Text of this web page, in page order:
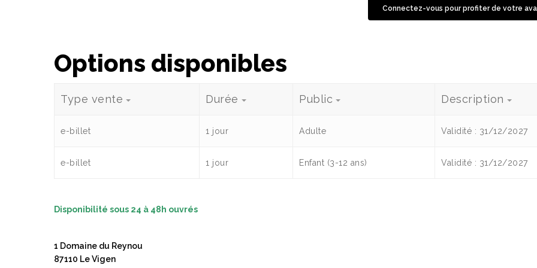
Connectez-vous pour profiter de votre
Options disponibles
Type vente Durée Public Description
e-billet 1 jour Adulte Validité : 31/12/2027
e-billet 1 jour Enfant (3-12 ans) Validité : 31/12/2027
Disponibilité sous 24 à 48h ouvrés
1 Domaine du Reynou
87110 Le Vigen